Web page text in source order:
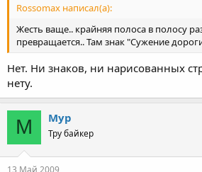
Rossomax написал(а):
Жесть ваще.. крайняя полоса в полосу
превращается.. Там знак "Сужение
Нет. Ни знаков, ни нарисованных
нету.
М Мур
Тру байкер